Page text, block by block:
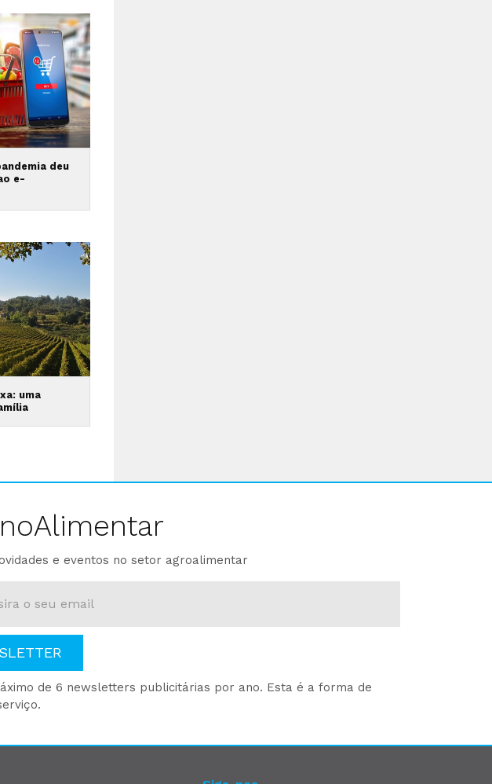
deu
e-
uma
e eventos no setor agroalimentar
de 6 newsletters publicitárias por ano. Esta é a forma de